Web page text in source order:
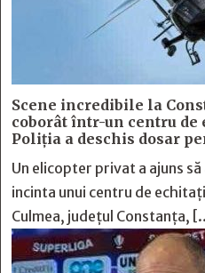
Scene incredibile la
coborât într-un centru de
Poliția a deschis dosar
Un elicopter privat a ajuns
incinta unui centru de
Culmea, județul Constanța,